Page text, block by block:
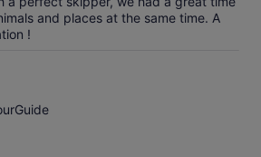
and places at the same time. A
!